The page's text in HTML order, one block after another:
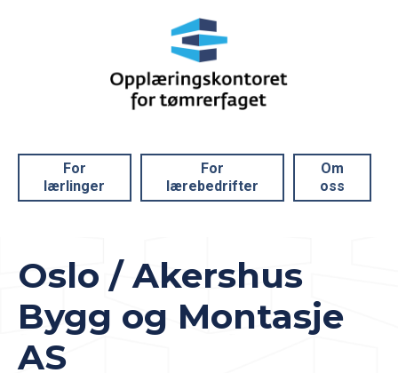
For
lærlinger
For
lærebedrifter
Om
oss
Oslo / Akershus
Bygg og Montasje
AS